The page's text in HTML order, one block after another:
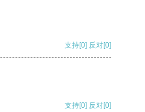
支持[0] 反对[0]
支持[0] 反对[0]